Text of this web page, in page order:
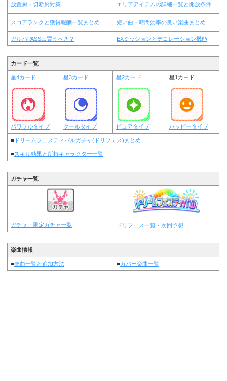
放置厨・切断厨対策 エリアアイテムの詳細一覧と開放条件
スコアランクと獲得報酬一覧まとめ 短い曲・時間効率の良い楽曲まとめ
ガルパPASSは買うべき？ EXミッションとデコレーション機能
カード一覧
星4カード 星3カード 星2カード 星1カード
パワフルタイプ クールタイプ ピュアタイプ ハッピータイプ
■ ドリームフェスティバルガチャ(ドリフェス)まとめ
■スキル効果と所持キャラクター一覧
ガチャ一覧
ガチャ・限定ガチャ一覧 ドリフェス一覧・次回予想
楽曲情報
■楽曲一覧と追加方法 ■カバー楽曲一覧